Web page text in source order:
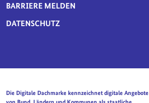
BARRIERE MELDEN
DATENSCHUTZ
Die Digitale Dachmarke kennzeichnet digitale Angebote